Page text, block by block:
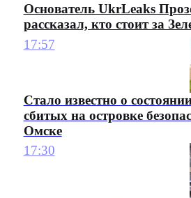
Основатель UkrLeaks
рассказал, кто стоит за
17:57
Стало известно о
сбитых на островке
Омске
17:30